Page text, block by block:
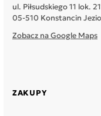
ul. Piłsudskiego 11 lok.
05-510 Konstancin
Zobacz na Google Maps
ZAKUPY